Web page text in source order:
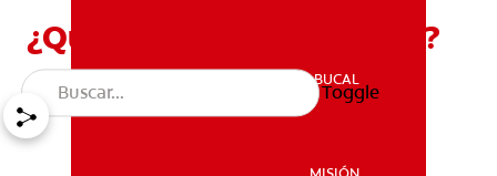
SALUD BUCAL
SALUD BUCAL
Toggle
¿Qué Son Las Dentaduras?